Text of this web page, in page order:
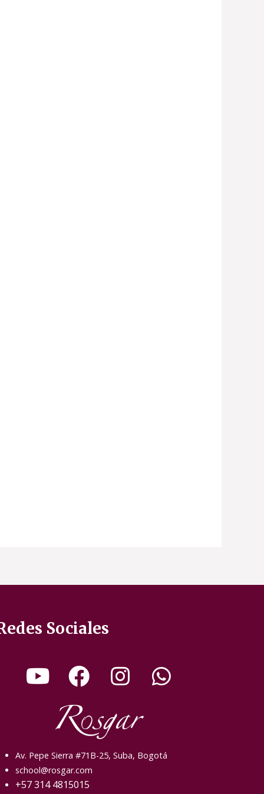
Sociales
Av. Pepe Sierra #71B-25, Suba, Bogotá
school@rosgar.com
+57 314 4815015